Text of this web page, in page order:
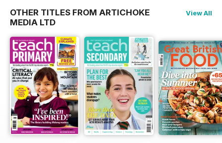
OTHER TITLES FROM ARTICHOKE
MEDIA LTD
View All